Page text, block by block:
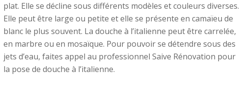
plat. Elle se décline sous différents modèles et couleurs diverses.
Elle peut être large ou petite et elle se présente en camaïeu de
blanc le plus souvent. La douche à l’italienne peut être carrelée,
en marbre ou en mosaïque. Pour pouvoir se détendre sous des
jets d’eau, faites appel au professionnel Saive Rénovation pour
la pose de douche à l’italienne.